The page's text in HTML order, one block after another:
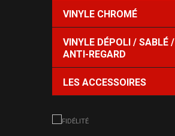
VINYLE CHROMÉ
VINYLE DÉPOLI / SABLÉ /
ANTI-REGARD
LES ACCESSOIRES